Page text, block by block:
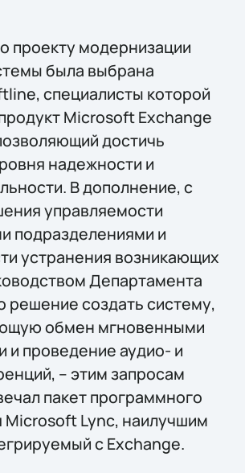
проекту модернизации
была выбрана
специалисты которой
Microsoft Exchange
достичь
надежности и
В дополнение, с
управляемости
подразделениями и
устранения возникающих
Департамента
решение создать систему,
обмен мгновенными
и проведение аудио- и
– этим запросам
пакет программного
Microsoft Lync, наилучшим
с Exchange.